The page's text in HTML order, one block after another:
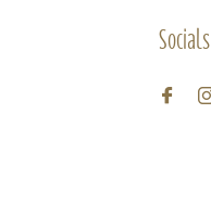
Socials